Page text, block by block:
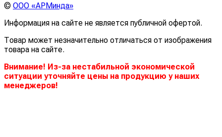
© ООО «АРМинда»
Информация на сайте не является публичной офертой.
Товар может незначительно отличаться от изображения
товара на сайте.
Внимание! Из-за нестабильной экономической
ситуации уточняйте цены на продукцию у наших
менеджеров!